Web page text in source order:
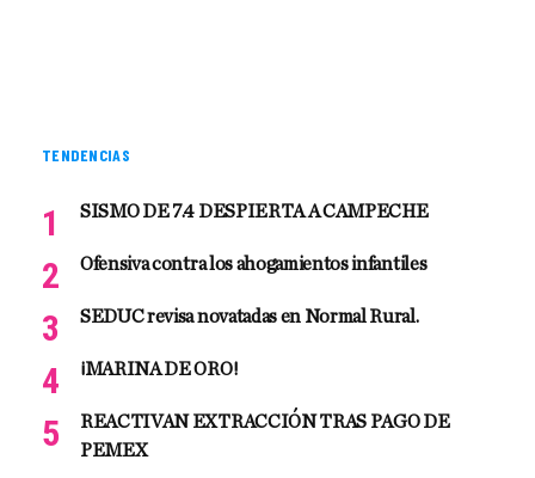
TENDENCIAS
SISMO DE 7.4 DESPIERTA A CAMPECHE
Ofensiva contra los ahogamientos infantiles
SEDUC revisa novatadas en Normal Rural.
¡MARINA DE ORO!
REACTIVAN EXTRACCIÓN TRAS PAGO DE
PEMEX